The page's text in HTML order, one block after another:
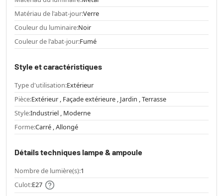
Matériau de l'abat-jour:Verre
Couleur du luminaire:Noir
Couleur de l'abat-jour:Fumé
Style et caractéristiques
Type d'utilisation:Extérieur
Pièce:Extérieur , Façade extérieure , Jardin , Terrasse
Style:Industriel , Moderne
Forme:Carré , Allongé
Détails techniques lampe & ampoule
Nombre de lumière(s):1
Culot:E27